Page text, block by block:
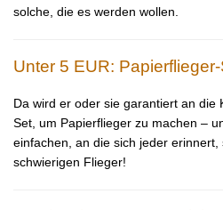
solche, die es werden wollen.
Unter 5 EUR:
Da wird er oder sie garantiert an die
Set, um Papierflieger zu machen –
einfachen, an die sich jeder erinnert,
schwierigen Flieger!